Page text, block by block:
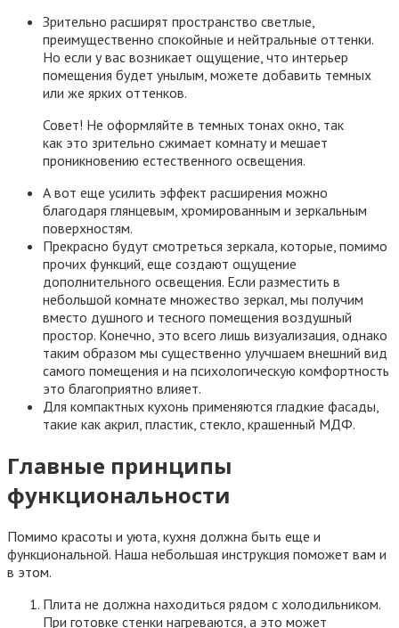
Зрительно расширят пространство светлые,
преимущественно спокойные и нейтральные оттенки.
Но если у вас возникает ощущение, что интерьер
помещения будет унылым, можете добавить темных
или же ярких оттенков.
Совет! Не оформляйте в темных тонах окно, так
как это зрительно сжимает комнату и мешает
проникновению естественного освещения.
А вот еще усилить эффект расширения можно
благодаря глянцевым, хромированным и зеркальным
поверхностям.
Прекрасно будут смотреться зеркала, которые, помимо
прочих функций, еще создают ощущение
дополнительного освещения. Если разместить в
небольшой комнате множество зеркал, мы получим
вместо душного и тесного помещения воздушный
простор. Конечно, это всего лишь визуализация, однако
таким образом мы существенно улучшаем внешний вид
самого помещения и на психологическую комфортность
это благоприятно влияет.
Для компактных кухонь применяются гладкие фасады,
такие как акрил, пластик, стекло, крашенный МДФ.
Главные принципы
функциональности
Помимо красоты и уюта, кухня должна быть еще и
функциональной. Наша небольшая инструкция поможет вам и
в этом.
Плита не должна находиться рядом с холодильником.
При готовке стенки нагреваются, а это может